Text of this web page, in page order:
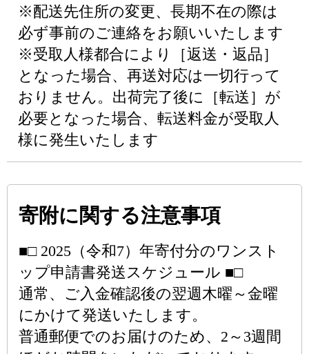
※配送先住所の変更、長期不在の際は
必ず事前のご連絡をお願いいたします
※受取人様都合により［返送・返品］
となった場合、再送対応は一切行って
おりません。出荷完了後に［転送］が
必要となった場合、転送料金が受取人
様に発生いたします
寄附に関する注意事項
■□ 2025（令和7）年寄付分のワンスト
ップ申請書発送スケジュール ■□
通常、ご入金確認後の翌週木曜～金曜
にかけて発送いたします。
普通郵便でのお届けのため、2～3週間